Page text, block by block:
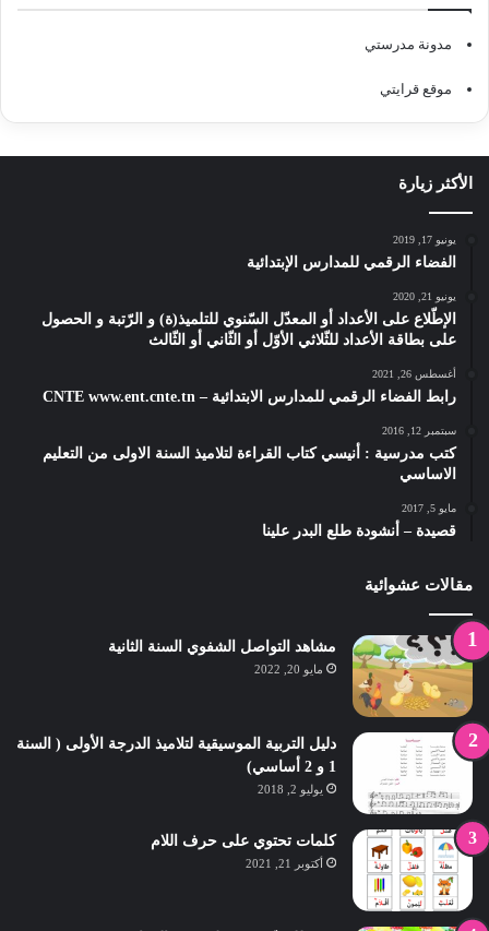
مدونة مدرستي
موقع قرايتي
الأكثر زيارة
يونيو 17, 2019
الفضاء الرقمي للمدارس الإبتدائية
يونيو 21, 2020
الإطّلاع على الأعداد أو المعدّل السّنوي للتلميذ(ة) و الرّتبة و الحصول
على بطاقة الأعداد للثّلاثي الأوّل أو الثّاني أو الثّالث
أغسطس 26, 2021
رابط الفضاء الرقمي للمدارس الابتدائية – CNTE www.ent.cnte.tn
سبتمبر 12, 2016
كتب مدرسية : أنيسي كتاب القراءة لتلاميذ السنة الاولى من التعليم
الاساسي
مايو 5, 2017
قصيدة – أنشودة طلع البدر علينا
مقالات عشوائية
مشاهد التواصل الشفوي السنة الثانية
مايو 20, 2022
دليل التربية الموسيقية لتلاميذ الدرجة الأولى ( السنة
1 و 2 أساسي)
يوليو 2, 2018
كلمات تحتوي على حرف اللام
أكتوبر 21, 2021